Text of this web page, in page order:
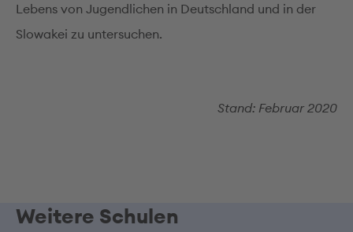
Lebens von Jugendlichen in Deutschland und in der
Slowakei zu untersuchen.
Stand: Februar 2020
Weitere Schulen